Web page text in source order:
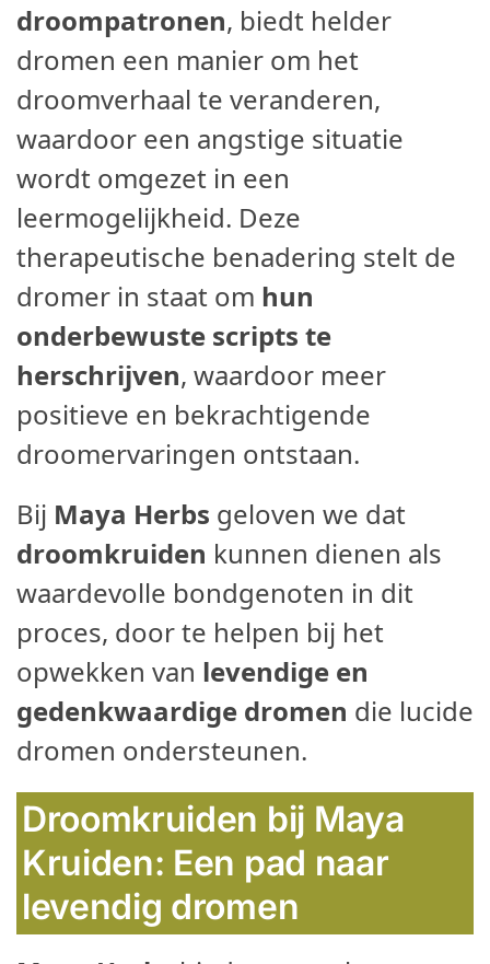
droompatronen, biedt helder
dromen een manier om het
droomverhaal te veranderen,
waardoor een angstige situatie
wordt omgezet in een
leermogelijkheid. Deze
therapeutische benadering stelt de
dromer in staat om hun
onderbewuste scripts te
herschrijven, waardoor meer
positieve en bekrachtigende
droomervaringen ontstaan.
Bij Maya Herbs geloven we dat
droomkruiden kunnen dienen als
waardevolle bondgenoten in dit
proces, door te helpen bij het
opwekken van levendige en
gedenkwaardige dromen die lucide
dromen ondersteunen.
Droomkruiden bij Maya
Kruiden: Een pad naar
levendig dromen